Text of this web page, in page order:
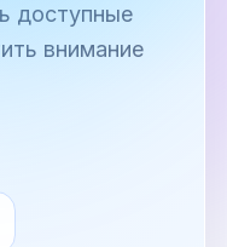
доступные
внимание